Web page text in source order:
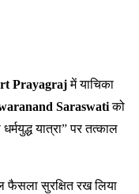
Prayagrajमें याचिका
Saraswatiको
यात्रा” पर तत्काल
फैसला सुरक्षित रख लिया